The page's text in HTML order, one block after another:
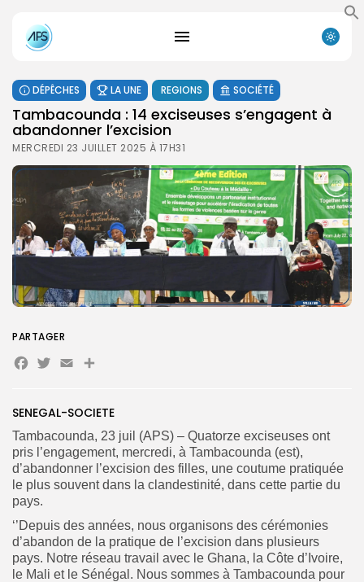
for:
Button
FR
DÉPÊCHES LA UNE REGIONS SOCIÉTÉ
Tambacounda : 14 exciseuses s’engagent à
abandonner l’excision
MERCREDI 23 JUILLET 2025 À 17H31
SENEGAL-SOCIETE
Tambacounda, 23 juil (APS) – Quatorze exciseuses ont
pris l’engagement, mercredi, à Tambacounda (est),
d’abandonner l’excision des filles, une coutume pratiquée
le plus souvent dans la clandestinité, dans cette partie du
pays.
‘’Depuis des années, nous organisons des cérémonies
d’abandon de la pratique de l’excision dans plusieurs
pays. Notre réseau travail avec le Ghana, la Côte d’Ivoire,
le Mali et le Sénégal. Nous sommes à Tambacounda pour
PARTAGER
Facebook
Twitter
EmailPartager